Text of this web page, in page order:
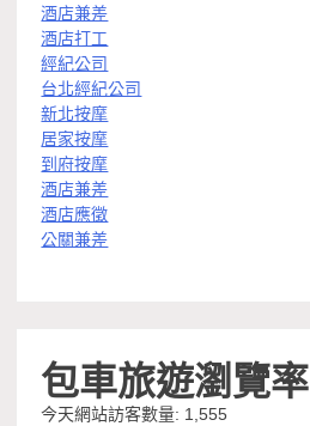
酒店兼差
酒店打工
經紀公司
台北經紀公司
新北按摩
居家按摩
到府按摩
酒店兼差
酒店應徵
公關兼差
包車旅遊瀏覽率
今天網站訪客數量: 1,555